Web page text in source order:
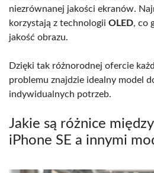
niezrównanej jakości ekranów.
korzystają z technologii OLED, co
jakość obrazu.
Dzięki tak różnorodnej ofercie
problemu znajdzie idealny model
indywidualnych potrzeb.
Jakie są różnice
iPhone SE a innymi